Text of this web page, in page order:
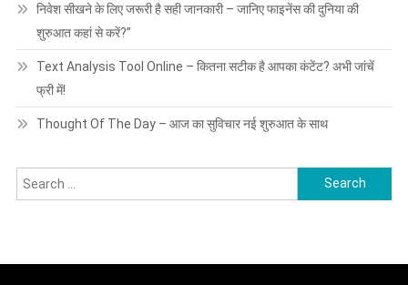
निवेश सीखने के लिए जरूरी है सही जानकारी – जानिए फाइनेंस की दुनिया की
शुरुआत कहां से करें?”
Text Analysis Tool Online – कितना सटीक है आपका कंटेंट? अभी जांचें
फ्री में!
Thought Of The Day – आज का सुविचार नई शुरुआत के साथ
Search
for: